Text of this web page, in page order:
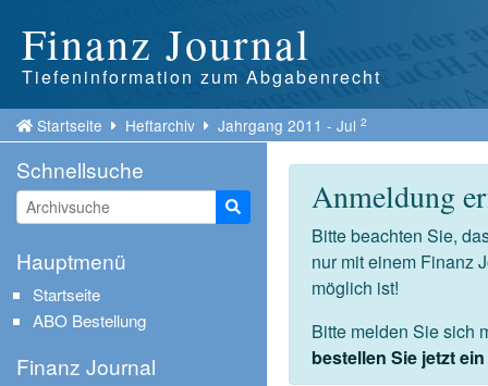
Finanz Journal
Tiefeninformation zum Abgabenrecht
Startseite Heftarchiv Jahrgang 2011 - Jul2
Anmeldung
Bitte beachten Sie,
nur mit einem Finanz
möglich ist!
Bitte melden Sie sich
bestellen Sie jetzt
Schnellsuche
Suche starten
Hauptmenü
Startseite
ABO Bestellung
Finanz Journal